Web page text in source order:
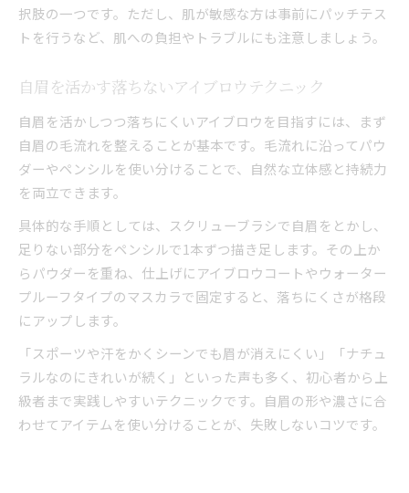
択肢の一つです。ただし、肌が敏感な方は事前にパッチテス
トを行うなど、肌への負担やトラブルにも注意しましょう。
自眉を活かす落ちないアイブロウテクニック
自眉を活かしつつ落ちにくいアイブロウを目指すには、まず
自眉の毛流れを整えることが基本です。毛流れに沿ってパウ
ダーやペンシルを使い分けることで、自然な立体感と持続力
を両立できます。
具体的な手順としては、スクリューブラシで自眉をとかし、
足りない部分をペンシルで1本ずつ描き足します。その上か
らパウダーを重ね、仕上げにアイブロウコートやウォーター
プルーフタイプのマスカラで固定すると、落ちにくさが格段
にアップします。
「スポーツや汗をかくシーンでも眉が消えにくい」「ナチュ
ラルなのにきれいが続く」といった声も多く、初心者から上
級者まで実践しやすいテクニックです。自眉の形や濃さに合
わせてアイテムを使い分けることが、失敗しないコツです。